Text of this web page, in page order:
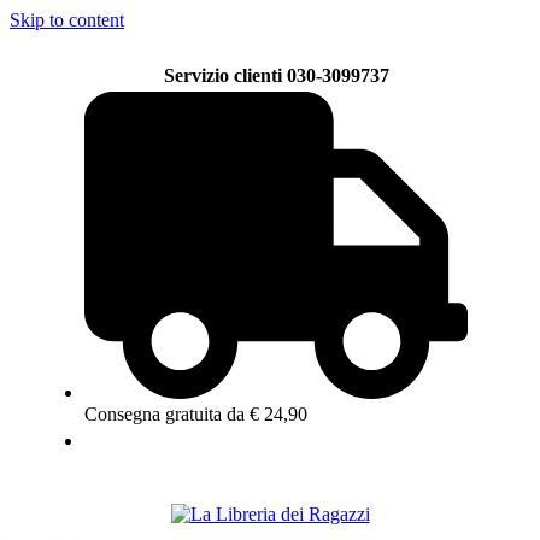
Skip to content
Servizio clienti 030-3099737
Consegna gratuita da € 24,90